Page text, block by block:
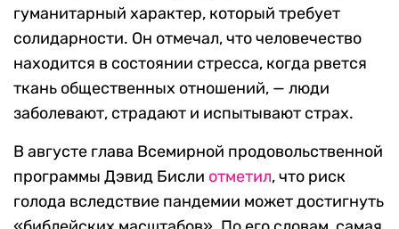
гуманитарный характер, который требует
солидарности. Он отмечал, что человечество
находится в состоянии стресса, когда рвется
ткань общественных отношений, — люди
заболевают, страдают и испытывают страх.
В августе глава Всемирной продовольственной
программы Дэвид Бисли отметил, что риск
голода вследствие пандемии может достигнуть